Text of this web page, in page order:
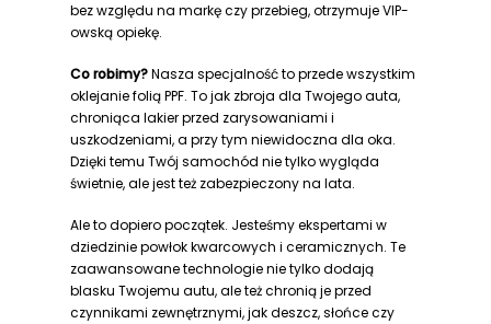
bez względu na markę czy przebieg, otrzymuje VIP-
owską opiekę.
Co robimy?Nasza specjalność to przede wszystkim
oklejanie folią PPF. To jak zbroja dla Twojego auta,
chroniąca lakier przed zarysowaniami i
uszkodzeniami, a przy tym niewidoczna dla oka.
Dzięki temu Twój samochód nie tylko wygląda
świetnie, ale jest też zabezpieczony na lata.
Ale to dopiero początek. Jesteśmy ekspertami w
dziedzinie powłok kwarcowych i ceramicznych. Te
zaawansowane technologie nie tylko dodają
blasku Twojemu autu, ale też chronią je przed
czynnikami zewnętrznymi, jak deszcz, słońce czy